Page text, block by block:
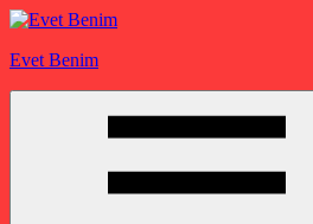
İçeriğe
Evet Benim